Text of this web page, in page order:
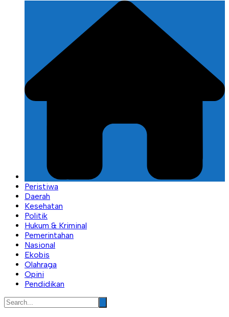
Peristiwa
Daerah
Kesehatan
Politik
Hukum & Kriminal
Pemerintahan
Nasional
Ekobis
Olahraga
Opini
Pendidikan